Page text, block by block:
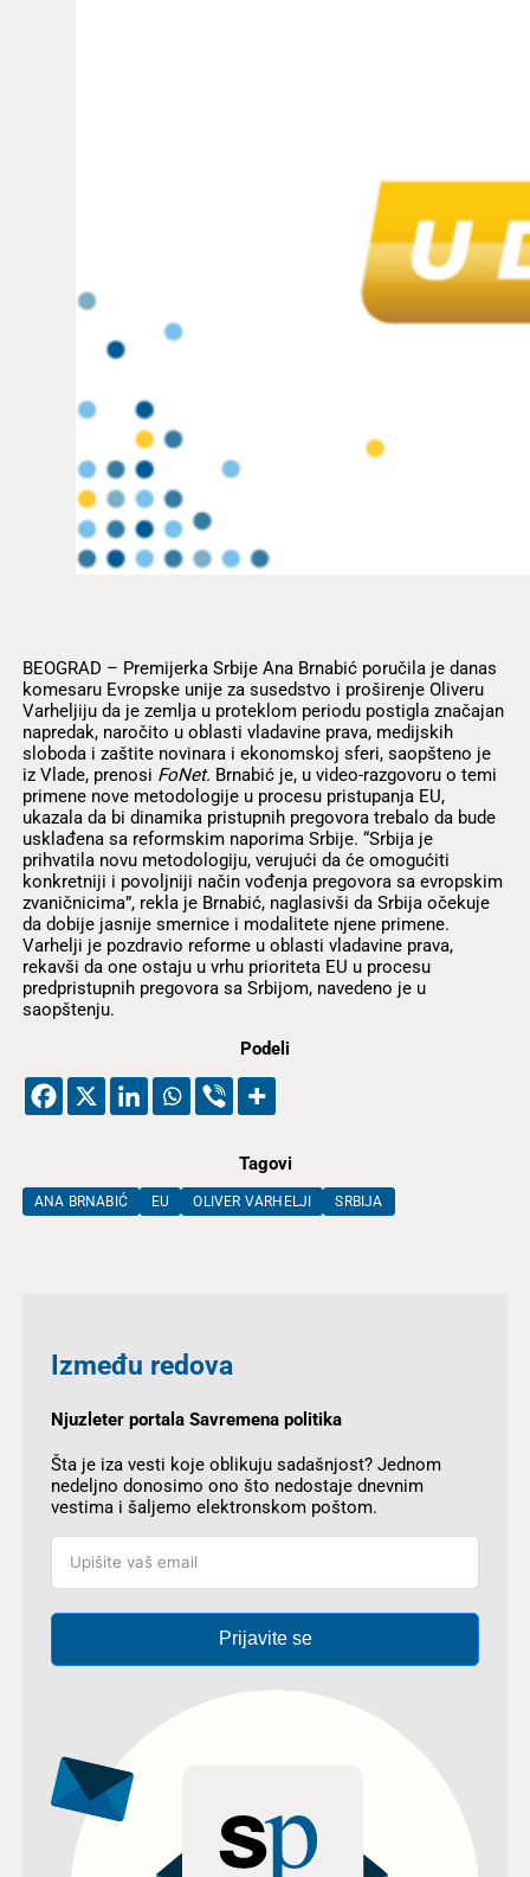
BEOGRAD – Premijerka Srbije Ana Brnabić poručila je danas
komesaru Evropske unije za susedstvo i proširenje Oliveru
Varheljiju da je zemlja u proteklom periodu postigla značajan
napredak, naročito u oblasti vladavine prava, medijskih
sloboda i zaštite novinara i ekonomskoj sferi, saopšteno je
iz Vlade, prenosi FoNet. Brnabić je, u video-razgovoru o temi
primene nove metodologije u procesu pristupanja EU,
ukazala da bi dinamika pristupnih pregovora trebalo da bude
usklađena sa reformskim naporima Srbije. “Srbija je
prihvatila novu metodologiju, verujući da će omogućiti
konkretniji i povoljniji način vođenja pregovora sa evropskim
zvaničnicima”, rekla je Brnabić, naglasivši da Srbija očekuje
da dobije jasnije smernice i modalitete njene primene.
Varhelji je pozdravio reforme u oblasti vladavine prava,
rekavši da one ostaju u vrhu prioriteta EU u procesu
predpristupnih pregovora sa Srbijom, navedeno je u
saopštenju.
Podeli
Tagovi
ANA BRNABIĆ EU OLIVER VARHELJI SRBIJA
Između redova
Njuzleter portala Savremena politika
Šta je iza vesti koje oblikuju sadašnjost? Jednom
nedeljno donosimo ono što nedostaje dnevnim
vestima i šaljemo elektronskom poštom.
Prijavite se